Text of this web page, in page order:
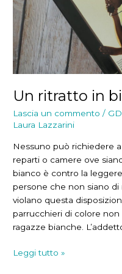
Un ritratto in
Lascia un commento /
Laura Lazzarini
Nessuno può richiedere
reparti o camere ove
bianco è contro la
persone che non siano di
violano questa
parrucchieri di colore
ragazze bianche.
Un
Leggi tutto »